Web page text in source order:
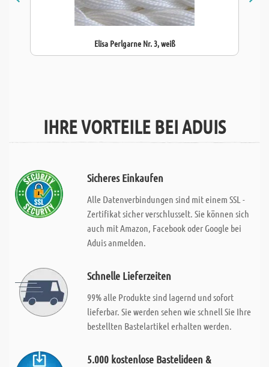
Elisa Perlgarne Nr. 3, weiß
IHRE VORTEILE BEI ADUIS
Sicheres Einkaufen
Alle Datenverbindungen sind mit einem SSL -
Zertifikat sicher verschlusselt. Sie können sich
auch mit Amazon, Facebook oder Google bei
Aduis anmelden.
Schnelle Lieferzeiten
99% alle Produkte sind lagernd und sofort
lieferbar. Sie werden sehen wie schnell Sie Ihre
bestellten Bastelartikel erhalten werden.
5.000 kostenlose Bastelideen &